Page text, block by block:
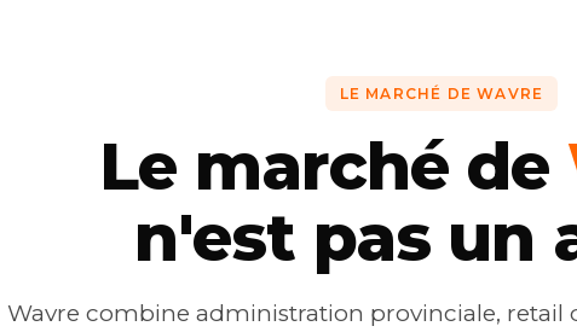
LE MARCHÉ DE WAVRE
Le marché de
n'est pas un
Wavre combine administration provinciale, retail